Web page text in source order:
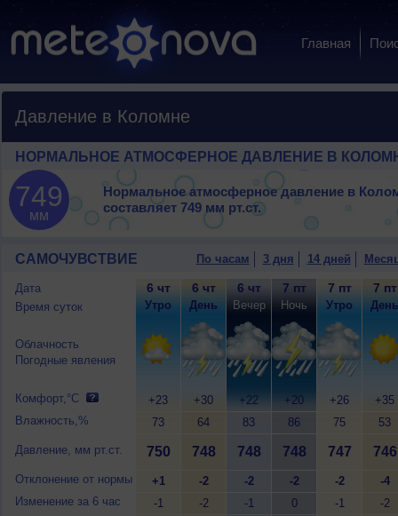
Главная
Давление в Коломне
НОРМАЛЬНОЕ АТМОСФЕРНОЕ ДАВЛЕНИЕ В
749
мм
Нормальное атмосферное давление в
составляет 749 мм рт.ст.
САМОЧУВСТВИЕ По часам 3 дня 14 дней
Дата
Время суток
Облачность
Погодные явления
Комфорт,°C
Влажность,%
Давление, мм рт.ст.
Отклонение от нормы
Изменение за 6 час
6 чт
Утро
+23
73
750
+1
-1
6 чт
День
+30
64
748
-2
-2
6 чт
Вечер
+22
83
748
-2
-1
7 пт
Ночь
+20
86
748
-2
0
7 пт
Утро
+26
75
747
-2
-1
7 пт
День
+35
53
746
-4
-2